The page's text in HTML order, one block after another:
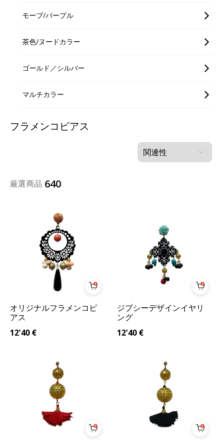
モーブ/パープル
茶色/ヌードカラー
ゴールド／シルバー
マルチカラー
フラメンコピアス
厳選商品 640
オリジナルフラメンコピ
アス
12'40 €
ジプシーデザインイヤリ
ング
12'40 €